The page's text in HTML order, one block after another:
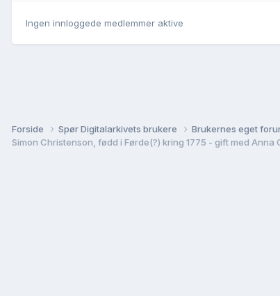
Ingen innloggede medlemmer aktive
Forside Spør Digitalarkivets brukere
Brukernes eget